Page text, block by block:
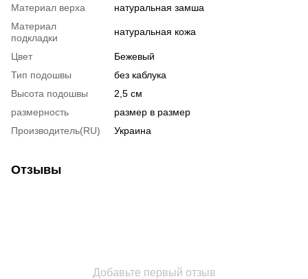
Материал верха
натуральная замша
Материал
подкладки
натуральная кожа
Цвет
Бежевый
Тип подошвы
без каблука
Высота подошвы
2,5 см
размерность
размер в размер
Производитель(RU)
Украина
Отзывы
Добавьте первый отзыв